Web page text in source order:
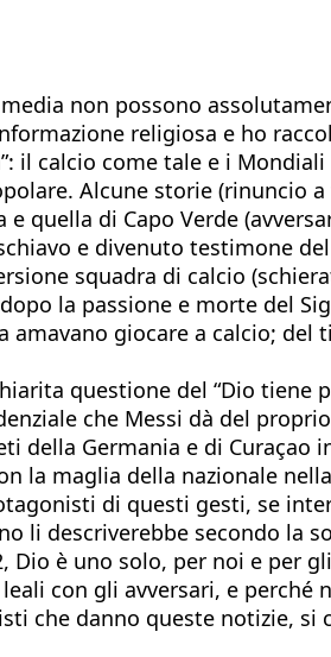
non possono
religiosa e ho
il calcio come tale e i
Alcune storie (rinuncio
quella di Capo Verde
e divenuto testimone
squadra di calcio
la passione e morte del
giocare a calcio; del
questione del “Dio tiene
che Messi dà del
della Germania e di Curaçao
la maglia della nazionale
di questi gesti, se
li descriverebbe secondo la
è uno solo, per noi e per
con gli avversari, e perché
che danno queste notizie, si